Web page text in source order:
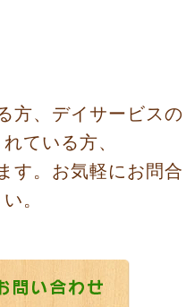
方、デイサービスの
ている方、
す。お気軽にお問合
。